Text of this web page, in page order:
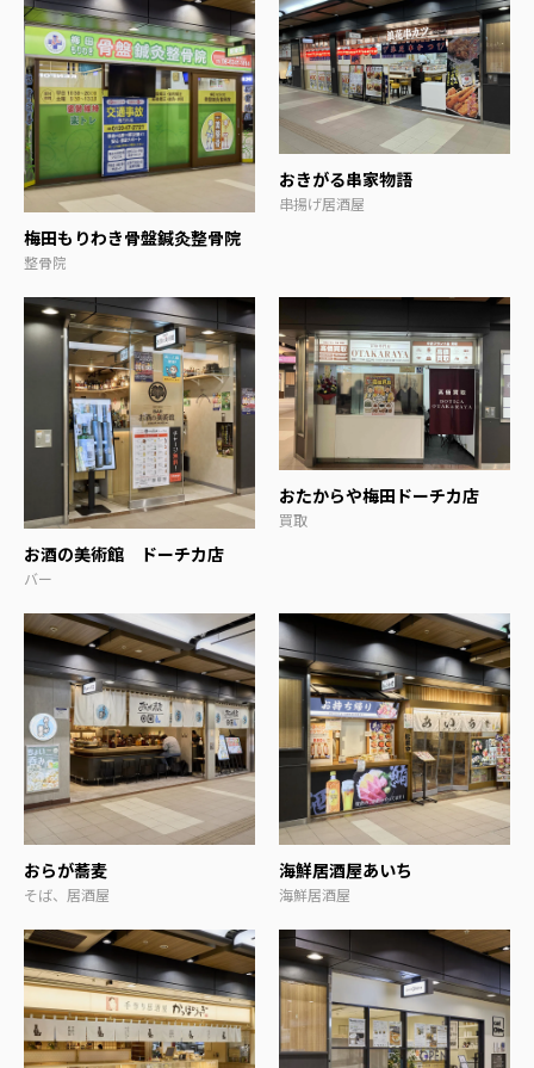
梅田もりわき骨盤鍼灸整骨院
整骨院
おきがる串家物語
串揚げ居酒屋
お酒の美術館 ドーチカ店
バー
おたからや梅田ドーチカ店
買取
おらが蕎麦
そば、居酒屋
海鮮居酒屋あいち
海鮮居酒屋